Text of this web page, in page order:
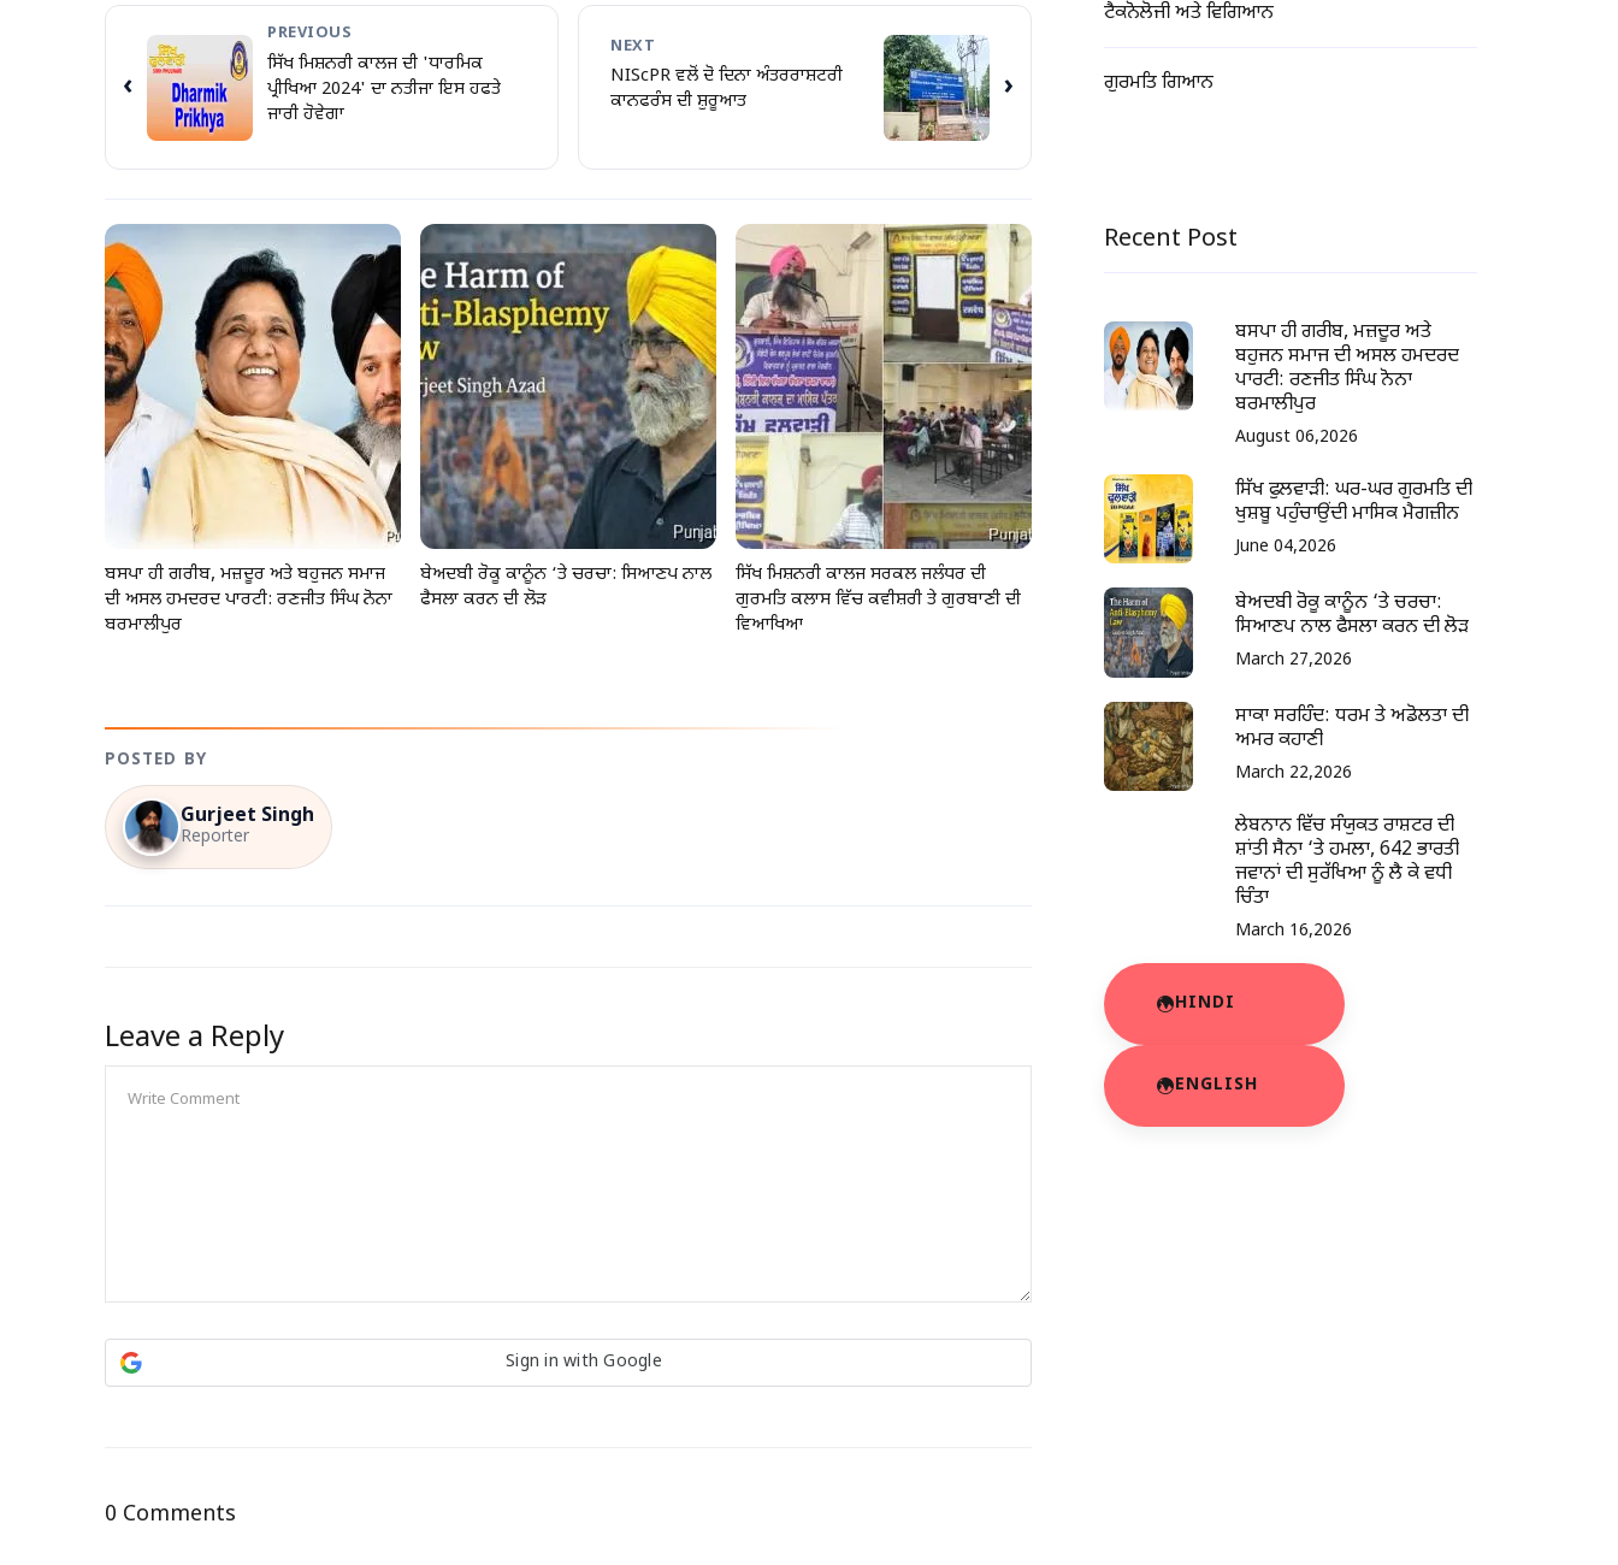
‹
PREVIOUS
ਸਿੱਖ ਮਿਸ਼ਨਰੀ ਕਾਲਜ ਦੀ 'ਧਾਰਮਿਕ
ਪ੍ਰੀਖਿਆ 2024' ਦਾ ਨਤੀਜਾ ਇਸ ਹਫਤੇ
ਜਾਰੀ ਹੋਵੇਗਾ
NEXT
NIScPR ਵਲੋਂ ਦੋ ਦਿਨਾ ਅੰਤਰਰਾਸ਼ਟਰੀ
ਕਾਨਫਰੰਸ ਦੀ ਸ਼ੁਰੂਆਤ
›
ਬਸਪਾ ਹੀ ਗਰੀਬ, ਮਜ਼ਦੂਰ ਅਤੇ ਬਹੁਜਨ ਸਮਾਜ
ਦੀ ਅਸਲ ਹਮਦਰਦ ਪਾਰਟੀ: ਰਣਜੀਤ ਸਿੰਘ ਨੋਨਾ
ਬਰਮਾਲੀਪੁਰ
ਬੇਅਦਬੀ ਰੋਕੂ ਕਾਨੂੰਨ ‘ਤੇ ਚਰਚਾ: ਸਿਆਣਪ ਨਾਲ
ਫੈਸਲਾ ਕਰਨ ਦੀ ਲੋੜ
ਸਿੱਖ ਮਿਸ਼ਨਰੀ ਕਾਲਜ ਸਰਕਲ ਜਲੰਧਰ ਦੀ
ਗੁਰਮਤਿ ਕਲਾਸ ਵਿੱਚ ਕਵੀਸ਼ਰੀ ਤੇ ਗੁਰਬਾਣੀ ਦੀ
ਵਿਆਖਿਆ
POSTED BY
Gurjeet Singh
Reporter
Leave a Reply
Sign in with Google
0 Comments
ਟੈਕਨੋਲੋਜੀ ਅਤੇ ਵਿਗਿਆਨ
ਗੁਰਮਤਿ ਗਿਆਨ
Recent Post
ਬਸਪਾ ਹੀ ਗਰੀਬ, ਮਜ਼ਦੂਰ ਅਤੇ
ਬਹੁਜਨ ਸਮਾਜ ਦੀ ਅਸਲ ਹਮਦਰਦ
ਪਾਰਟੀ: ਰਣਜੀਤ ਸਿੰਘ ਨੋਨਾ
ਬਰਮਾਲੀਪੁਰ
August 06,2026
ਸਿੱਖ ਫੁਲਵਾੜੀ: ਘਰ-ਘਰ ਗੁਰਮਤਿ ਦੀ
ਖੁਸ਼ਬੂ ਪਹੁੰਚਾਉਂਦੀ ਮਾਸਿਕ ਮੈਗਜ਼ੀਨ
June 04,2026
ਬੇਅਦਬੀ ਰੋਕੂ ਕਾਨੂੰਨ ‘ਤੇ ਚਰਚਾ:
ਸਿਆਣਪ ਨਾਲ ਫੈਸਲਾ ਕਰਨ ਦੀ ਲੋੜ
March 27,2026
ਸਾਕਾ ਸਰਹਿੰਦ: ਧਰਮ ਤੇ ਅਡੋਲਤਾ ਦੀ
ਅਮਰ ਕਹਾਣੀ
March 22,2026
ਲੇਬਨਾਨ ਵਿੱਚ ਸੰਯੁਕਤ ਰਾਸ਼ਟਰ ਦੀ
ਸ਼ਾਂਤੀ ਸੈਨਾ ‘ਤੇ ਹਮਲਾ, 642 ਭਾਰਤੀ
ਜਵਾਨਾਂ ਦੀ ਸੁਰੱਖਿਆ ਨੂੰ ਲੈ ਕੇ ਵਧੀ
ਚਿੰਤਾ
March 16,2026
HINDI
ENGLISH